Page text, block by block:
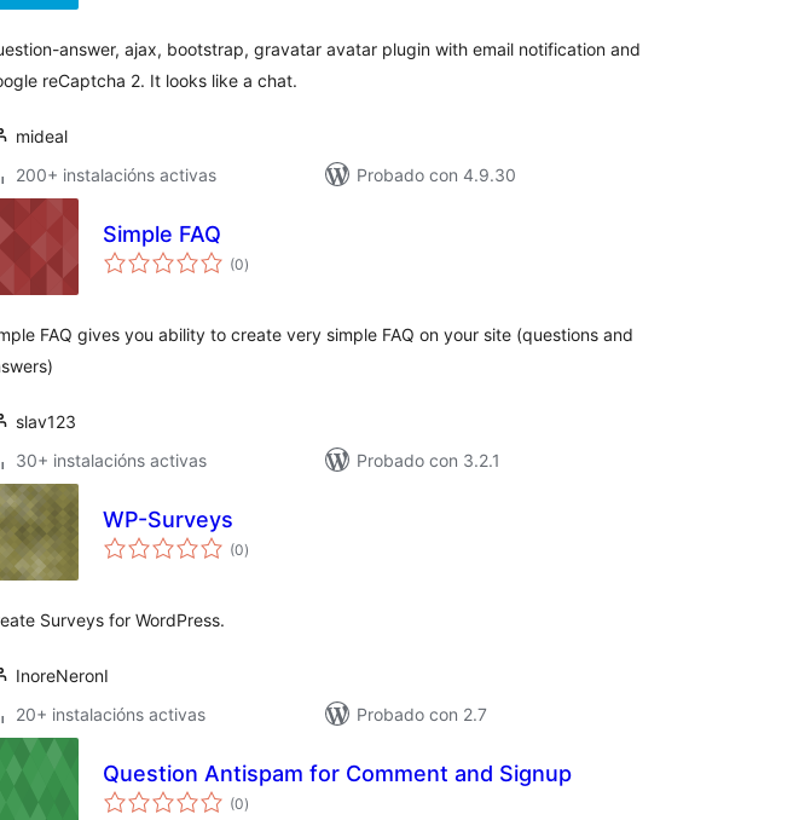
answer, ajax, bootstrap, gravatar avatar plugin with email notification and
reCaptcha 2. It looks like a chat.
mideal
200+ instalacións activas
Probado con 4.9.30
Simple FAQ
(0valoracións
totais
)
FAQ gives you ability to create very simple FAQ on your site (questions and
slav123
30+ instalacións activas
Probado con 3.2.1
WP-Surveys
(0valoracións
totais
)
Surveys for WordPress.
InoreNeronI
20+ instalacións activas
Probado con 2.7
Question Antispam for Comment and Signup
(0valoracións
totais
)